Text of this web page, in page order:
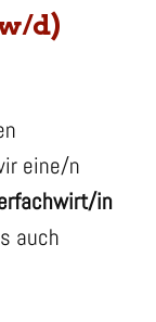
d)
eine/n
in
auch